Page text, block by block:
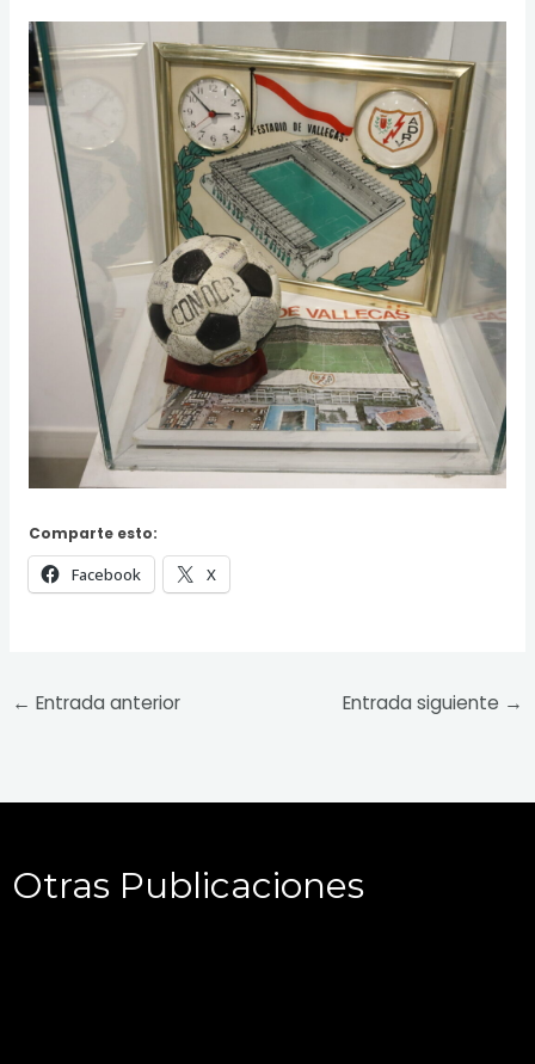
Comparte esto:
Facebook X
← Entrada anterior Entrada siguiente →
Otras Publicaciones